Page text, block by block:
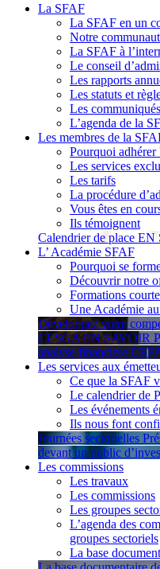
La SFAF
La SFAF en un
Notre
La SFAF à
Le conseil
Les rapports
Les statuts et
Les
L’agenda de la
Les membres de la
Pourquoi adhérer
Les services
Les tarifs
La procédure
Vous êtes en
Ils témoignent
Calendrier de place EN
L’ Académie SFAF
Pourquoi se
Découvrir notre
Formations
Une Académie
Développez votre
CESGA EN SAVOIR
analyse financière
Les services aux
Ce que la SFAF
Le calendrier de
Les événements
Ils nous font
Journées sectorielles
devant un public
Les commissions
Les travaux
Les commissions
Les groupes
L’agenda des
groupes sectoriels
La base